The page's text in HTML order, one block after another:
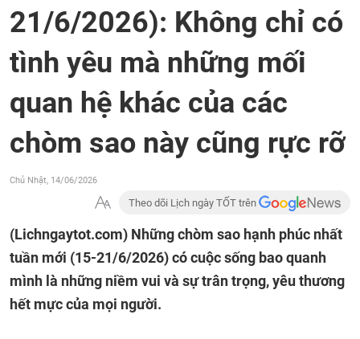
21/6/2026): Không chỉ có
tình yêu mà những mối
quan hệ khác của các
chòm sao này cũng rực rỡ
Chủ Nhật, 14/06/2026
Theo dõi Lịch ngày TỐT trên
(Lichngaytot.com) Những chòm sao hạnh phúc nhất
tuần mới (15-21/6/2026) có cuộc sống bao quanh
mình là những niềm vui và sự trân trọng, yêu thương
hết mực của mọi người.